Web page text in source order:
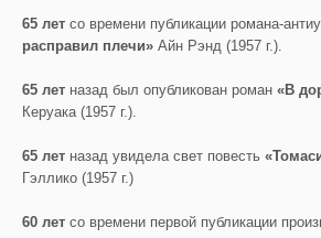
65 лет со времени публикации романа-
расправил плечи» Айн Рэнд (1957 г.).
65 лет назад был опубликован роман «В
Керуака (1957 г.).
65 лет назад увидела свет повесть
Гэллико (1957 г.)
60 лет со времени первой публикации